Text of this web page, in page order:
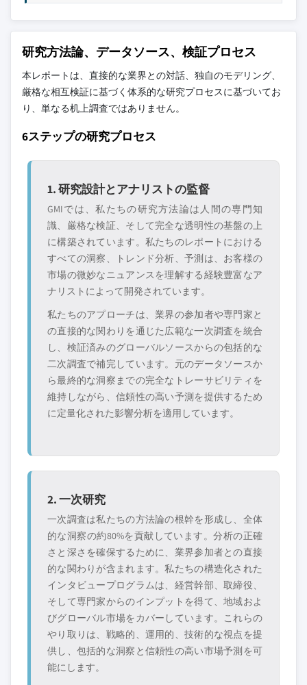
10.6 中東・アフリカ
10.6.2 サウジアラビア
10.6.3 アラブ首長国連邦
主要な競合他社が見当たりませんか？
このレポートに掲載されている企業は厳選さ
はありません。
当社の市場収益計算は、個別にプロファイル
されていないメーカー、販売業者、専門業者
を含む全地域の全プレイヤーを考慮したボト
ムアップ手法を採用しています。プロファイ
ルセクションは戦略的に重要なプレイヤーに
るものではありません。
競合環境には以下も含まれる可能性があります
グローバルトップ
層に属さない地
域・国内限定のリ
ーダー企業
市場アクセスを支
配する販売代理店
やチャネルパート
ナー
業、スタートアッ
プ、または隣接業
界からの参入者
ドユースに特化し
たニッチプレイヤ
ー
無料カスタマイズ - レポート価値の最大
20%
特定のデータが必要ですか？カスタマイ
せた洞察を入手してください。
研究方法論、データソース、検証プロセス
本レポートは、直接的な業界との対話、独自のモデリング、
厳格な相互検証に基づく体系的な研究プロセスに基づいてお
り、単なる机上調査ではありません。
6ステップの研究プロセス
1. 研究設計とアナリストの監督
GMIでは、私たちの研究方法論は人間の専門知
識、厳格な検証、そして完全な透明性の基盤の上
に構築されています。私たちのレポートにおける
すべての洞察、トレンド分析、予測は、お客様の
市場の微妙なニュアンスを理解する経験豊富なア
ナリストによって開発されています。
私たちのアプローチは、業界の参加者や専門家と
の直接的な関わりを通じた広範な一次調査を統合
し、検証済みのグローバルソースからの包括的な
二次調査で補完しています。元のデータソースか
ら最終的な洞察までの完全なトレーサビリティを
維持しながら、信頼性の高い予測を提供するため
に定量化された影響分析を適用しています。
2. 一次研究
一次調査は私たちの方法論の根幹を形成し、全体
的な洞察の約80%を貢献しています。分析の正確
さと深さを確保するために、業界参加者との直接
的な関わりが含まれます。私たちの構造化された
インタビュープログラムは、経営幹部、取締役、
そして専門家からのインプットを得て、地域およ
びグローバル市場をカバーしています。これらの
やり取りは、戦略的、運用的、技術的な視点を提
供し、包括的な洞察と信頼性の高い市場予測を可
能にします。